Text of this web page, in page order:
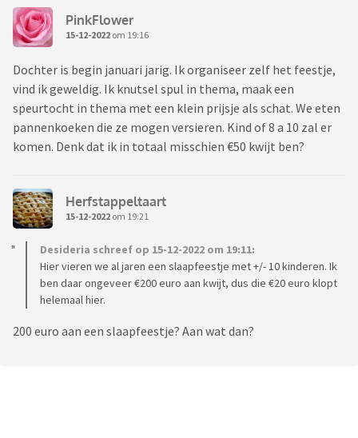
PinkFlower
15-12-2022 om 19:16
Dochter is begin januari jarig. Ik organiseer zelf het feestje,
vind ik geweldig. Ik knutsel spul in thema, maak een
speurtocht in thema met een klein prijsje als schat. We eten
pannenkoeken die ze mogen versieren. Kind of 8 a 10 zal er
komen. Denk dat ik in totaal misschien €50 kwijt ben?
Herfstappeltaart
15-12-2022 om 19:21
Desideria schreef op 15-12-2022 om 19:11:
Hier vieren we al jaren een slaapfeestje met +/- 10 kinderen. Ik
ben daar ongeveer €200 euro aan kwijt, dus die €20 euro klopt
helemaal hier.
200 euro aan een slaapfeestje? Aan wat dan?